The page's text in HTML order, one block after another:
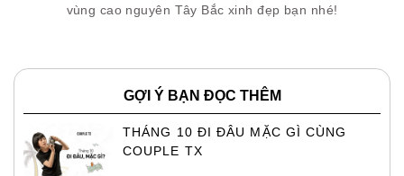
vùng cao nguyên Tây Bắc xinh đẹp bạn nhé!
GỢI Ý BẠN ĐỌC THÊM
THÁNG 10 ĐI ĐÂU MẶC GÌ CÙNG
COUPLE TX